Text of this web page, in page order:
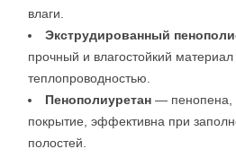
влаги.
Экструдированный
прочный и влагостойкий материал
теплопроводностью.
Пенополиуретан — пенопена,
покрытие, эффективна при
полостей.